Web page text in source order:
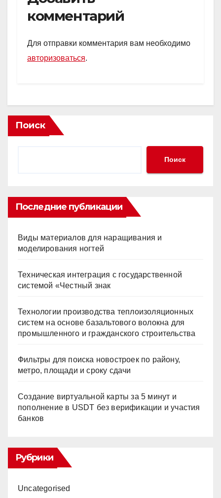
s
A
p
p
o
kl
a
ss
gr
a
m
и
комментарий
Для отправки комментария вам необходимо
авторизоваться.
Поиск
Поиск
Последние публикации
Виды материалов для наращивания и
моделирования ногтей
Техническая интеграция с государственной
системой «Честный знак
Технологии производства теплоизоляционных
систем на основе базальтового волокна для
промышленного и гражданского строительства
Фильтры для поиска новостроек по району,
метро, площади и сроку сдачи
Создание виртуальной карты за 5 минут и
пополнение в USDT без верификации и участия
банков
Рубрики
Uncategorised